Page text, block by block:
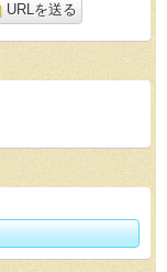
URLを送る